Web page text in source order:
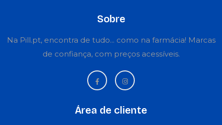
Sobre
Na Pill.pt, encontra de tudo... como na farmácia! Marcas
de confiança, com preços acessíveis.
Área de cliente